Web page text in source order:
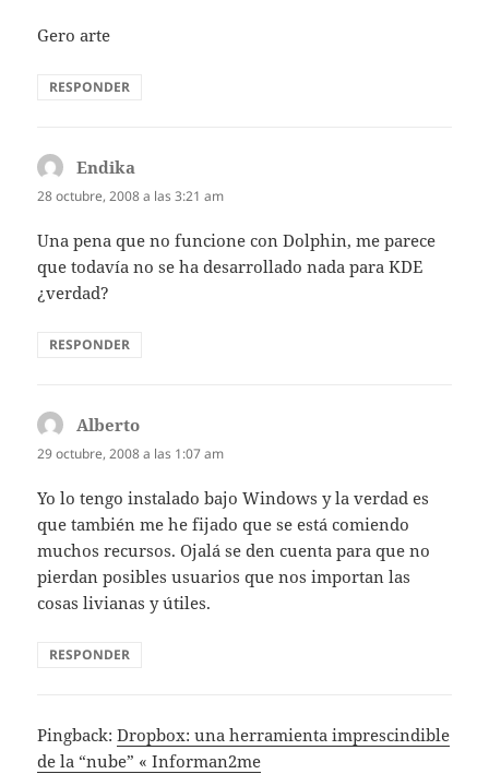
Gero arte
RESPONDER
Endika
28 octubre, 2008 a las 3:21 am
Una pena que no funcione con Dolphin, me parece
que todavía no se ha desarrollado nada para KDE
¿verdad?
RESPONDER
Alberto
29 octubre, 2008 a las 1:07 am
Yo lo tengo instalado bajo Windows y la verdad es
que también me he fijado que se está comiendo
muchos recursos. Ojalá se den cuenta para que no
pierdan posibles usuarios que nos importan las
cosas livianas y útiles.
RESPONDER
Pingback:Dropbox: una herramienta imprescindible
de la “nube” « Informan2me